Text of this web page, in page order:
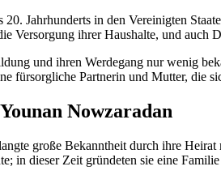
20. Jahrhunderts in den Vereinigten
Versorgung ihrer Haushalte, und auch
und ihren Werdegang nur wenig
fürsorgliche Partnerin und Mutter, die
Nowzaradan
große Bekanntheit durch ihre
in dieser Zeit gründeten sie eine